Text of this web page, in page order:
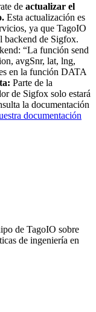
de actualizar el
Esta actualización es
ya que TagoIO
backend de Sigfox.
“La función send
avgSnr, lat, lng,
en la función DATA
Parte de la
de Sigfox solo estará
la documentación
documentación
de TagoIO sobre
de ingeniería en